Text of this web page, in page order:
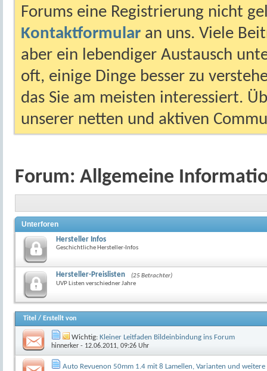
Forums eine Registrierung nicht
Kontaktformular an uns. Viele
aber ein lebendiger Austausch
oft, einige Dinge besser zu
das Sie am meisten interessiert.
unserer netten und aktiven
Forum: Allgemeine
Unterforen
Hersteller Infos
Geschichtliche Hersteller-Infos
Hersteller-Preislisten
(25 Betrachter)
UVP Listen verschiedner Jahre
Titel / Erstellt von
Wichtig: Kleiner Leitfaden Bildeinbindung ins Forum
hinnerker - 12.06.2011, 09:26 Uhr
Auto Revuenon 50mm 1.4 mit 8 Lamellen, Varianten und